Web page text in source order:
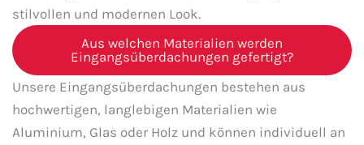
stilvollen und modernen Look.
Aus welchen Materialien werden
Eingangsüberdachungen gefertigt?
Unsere Eingangsüberdachungen bestehen aus
hochwertigen, langlebigen Materialien wie
Aluminium, Glas oder Holz und können individuell an